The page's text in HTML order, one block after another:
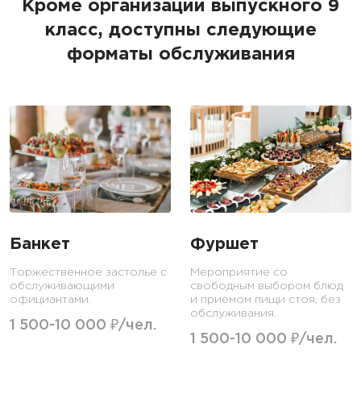
Кроме организации выпускного 9
класс, доступны следующие
форматы обслуживания
Банкет
Торжественное застолье с
обслуживающими
официантами.
1 500-10 000 ₽/чел.
Фуршет
Мероприятие со
свободным выбором блюд
и приемом пищи стоя, без
обслуживания.
1 500-10 000 ₽/чел.